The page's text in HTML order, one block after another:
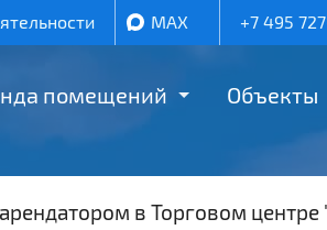
MAX +7 495
помещений Объекты
в Торговом